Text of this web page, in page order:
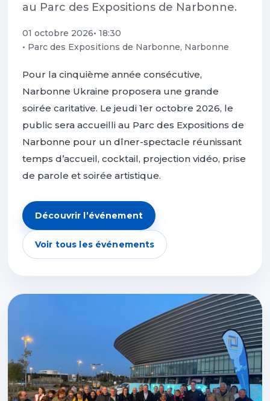
au Parc des Expositions de Narbonne.
01 octobre 2026• 18:30
• Parc des Expositions de Narbonne, Narbonne
Pour la cinquième année consécutive,
Narbonne Ukraine proposera une grande
soirée caritative. Le jeudi 1er octobre 2026, le
public sera accueilli au Parc des Expositions de
Narbonne pour un dîner-spectacle réunissant
temps d’accueil, cocktail, projection vidéo, prise
de parole et soirée artistique.
Découvrir l’événement
Voir tous les événements